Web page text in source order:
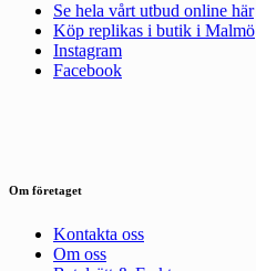
Se hela vårt utbud online här
Köp replikas i butik i Malmö
Instagram
Facebook
Om företaget
Kontakta oss
Om oss